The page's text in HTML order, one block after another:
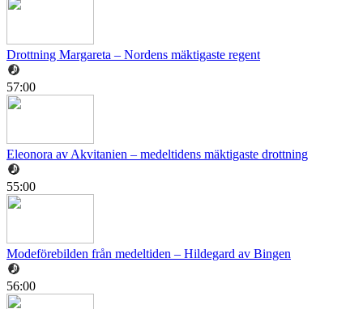
Drottning Margareta – Nordens mäktigaste regent
57:00
Eleonora av Akvitanien – medeltidens mäktigaste drottning
55:00
Modeförebilden från medeltiden – Hildegard av Bingen
56:00